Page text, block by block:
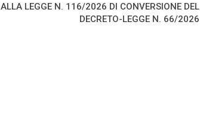
ALLA LEGGE N. 116/2026 DI CONVERSIONE DEL
DECRETO-LEGGE N. 66/2026